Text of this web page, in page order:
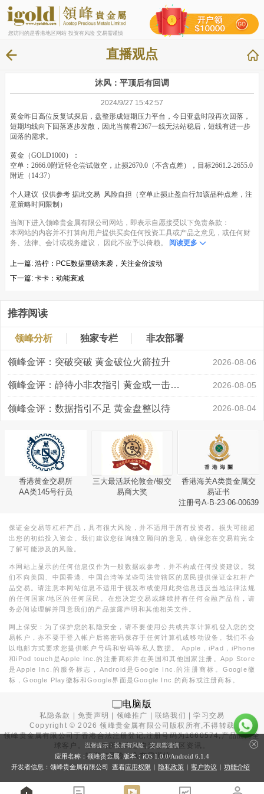
您访问的是香港地区网站 投资有风险 交易需谨慎
直播观点
沐风：平顶后有回调
2024/9/27 15:42:57
黄金昨日高位反复试探后，盘整形成短期压力平台，今日亚盘时段再次回落，
短期均线向下回落逐步发散，因此当前看2367一线无法站稳后，短线有进一步
回落的需求。
黄金（GOLD1000）：
空单：2666.0附近轻仓尝试做空，止损2670.0（不含点差），目标2661.2-2655.0
附近（14:37）
个人建议 仅供参考 据此交易 风险自担（空单止损止盈自行加该品种点差，注
意策略时间限制）
当阁下进入领峰贵金属有限公司网站，即表示自愿接受以下免责条款：
本网站的内容并不打算向用户提供买卖任何投资工具或产品之意见，或任何财
务、法律、会计或税务建议， 因此不应予以倚赖。
阅读更多
上一篇: 浩柠：PCE数据重磅来袭，关注金价波动
下一篇: 卡卡：动能衰减
推荐阅读
领峰分析 独家专栏 非农部署
领峰金评：突破突破 黄金破位火箭拉升 2026-08-06
领峰金评：静待小非农指引 黄金或一击破局 2026-08-05
领峰金评：数据指引不足 黄金盘整以待 2026-08-04
香港黄金交易所
AA类145号行员
三大最活跃伦敦金/银交
易商大奖
香港海关A类贵金属交
易证书
注册号A-B-23-06-00639
保证金交易等杠杆产品，具有很大风险，并不适用于所有投资者。损失可能超
出您的初始投入资金。我们建议您征询独立顾问的意见，确保您在交易前完全
了解可能涉及的风险。
本网站上显示的任何信息仅作为一般数据或参考，并不构成任何投资建议。我
们不向美国、中国香港、中国台湾等某些司法管辖区的居民提供保证金杠杆产
品交易。请注意本网站信息不适用于视发布或使用此类信息违反当地法律法规
的任何国家/地区的任何居民。在您决定交易或继续持有任何金融产品前，请
务必阅读理解并同意我们的产品披露声明和其他相关文件。
网上保安：为了保护您的私隐安全，请不要使用公共或共享计算机登入您的交
易帐户，亦不要于登入帐户后将密码保存于任何计算机或移动设备。我们不会
以电邮方式要求您提供帐户号码和密码等私人数据。 Apple，iPad，iPhone
和iPod touch是Apple Inc.的注册商标并在美国和其他国家注册。App Store
是Apple Inc.的服务标志，Android是Google Inc.的注册商标。Google徽
标，Google Play徽标和Google界面是Google Inc.的商标或注册商标。
电脑版
私隐条款 |免责声明 领峰推广 |联络我们 |学习交易
Copyright ©2026 领峰贵金属有限公司版权所有,不得转载
领峰贵金属有限公司于香港合法注册登记,注册号码为1660574,产品面向全
球客户。本站内所有内容均为香港地区资讯。
投资有风险，入市需谨慎。
温馨提示：投资有风险，交易需谨慎
应用名称：领峰贵金属 版本：iOS 1.0.0/Android 6.1.4
开发者信息：领峰贵金属有限公司 查看应用权限 | 隐私政策 | 客户协议 | 功能介绍